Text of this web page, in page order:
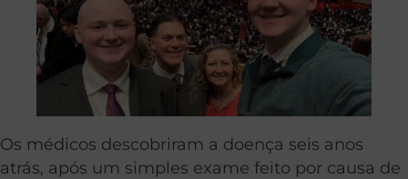
Os médicos descobriram a doença seis anos
atrás, após um simples exame feito por causa de